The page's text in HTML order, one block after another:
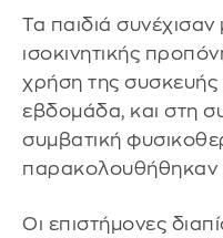
Τα παιδιά συνέχισαν
ισοκινητικής
χρήση της συσκευής
εβδομάδα, και στη
συμβατική
παρακολουθήθηκαν
Οι επιστήμονες